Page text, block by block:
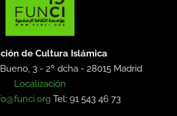
de Cultura Islámica
3 - 2º dcha -28015 Madrid
Localización
Tel: 91 543 46 73